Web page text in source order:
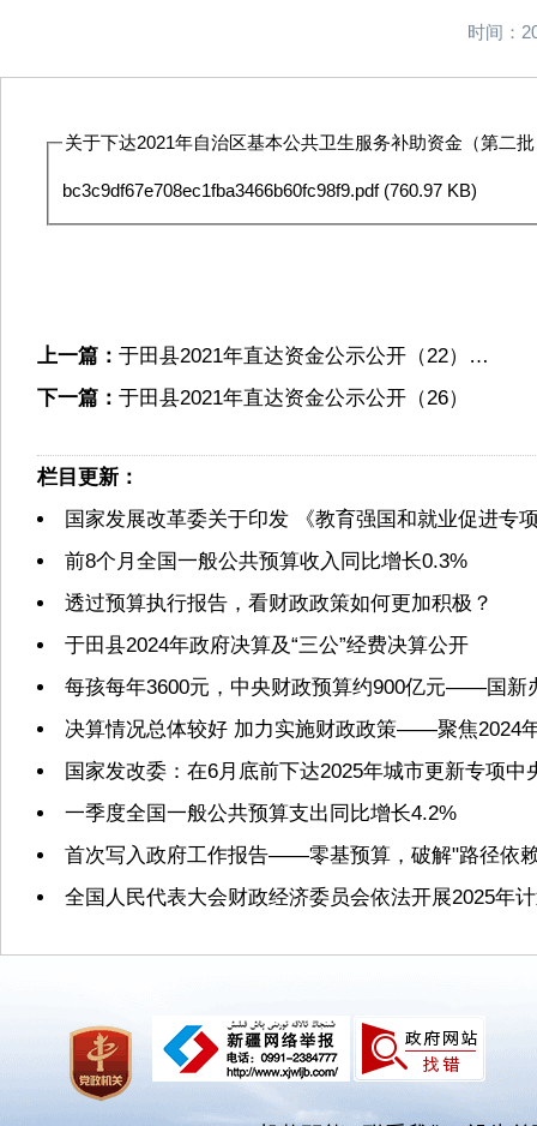
时间：
关于下达2021年自治区基本公共卫生服务补助资金（第二
bc3c9df67e708ec1fba3466b60fc98f9.pdf(760.97 KB)
上一篇： 于田县2021年直达资金公示公开（22）…
下一篇： 于田县2021年直达资金公示公开（26）
栏目更新：
国家发展改革委关于印发 《教育强国和就业促进专
前8个月全国一般公共预算收入同比增长0.3%
透过预算执行报告，看财政政策如何更加积极？
于田县2024年政府决算及“三公”经费决算公开
每孩每年3600元，中央财政预算约900亿元——国新
决算情况总体较好 加力实施财政政策——聚焦2024
国家发改委：在6月底前下达2025年城市更新专项中
一季度全国一般公共预算支出同比增长4.2%
首次写入政府工作报告——零基预算，破解"路径依
全国人民代表大会财政经济委员会依法开展2025年